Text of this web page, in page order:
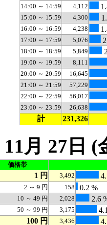
14:00 ～ 14:59 4,112
15:00 ～ 15:59 4,300
16:00 ～ 16:59 4,238
17:00 ～ 17:59 5,076
18:00 ～ 18:59 5,849
19:00 ～ 19:59
8,111
20:00 ～ 20:59
16,645
21:00 ～ 21:59
57,229
22:00 ～ 22:59
56,017
23:00 ～ 23:59
26,638
計 231,326
11月 27日
価格帯
1 円 3,492
2 ～ 9 円 158 0.2 %
10 ～ 49 円 2,028 2.6
50 ～ 99 円 3,175
100 円
3,436